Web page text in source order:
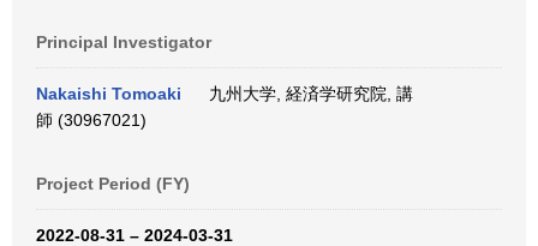
Principal Investigator
Nakaishi Tomoaki
九州大学, 経済学研究院, 講
師 (30967021)
Project Period (FY)
2022-08-31 – 2024-03-31